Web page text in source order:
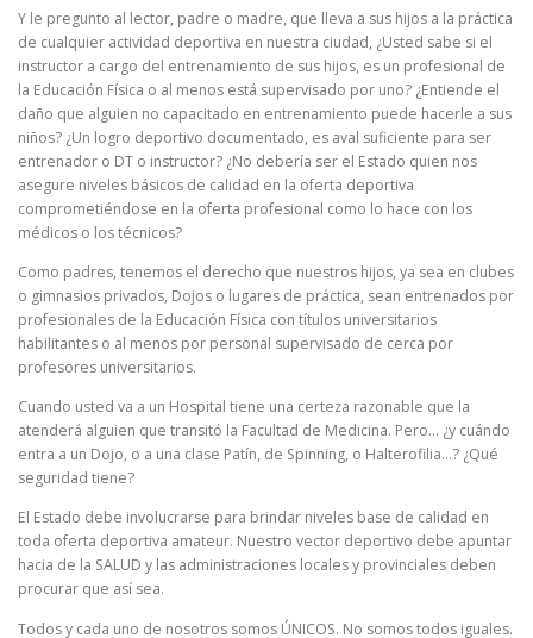
Y le pregunto al lector, padre o madre, que lleva a sus hijos a la práctica
de cualquier actividad deportiva en nuestra ciudad, ¿Usted sabe si el
instructor a cargo del entrenamiento de sus hijos, es un profesional de
la Educación Física o al menos está supervisado por uno? ¿Entiende el
daño que alguien no capacitado en entrenamiento puede hacerle a sus
niños? ¿Un logro deportivo documentado, es aval suficiente para ser
entrenador o DT o instructor? ¿No debería ser el Estado quien nos
asegure niveles básicos de calidad en la oferta deportiva
comprometiéndose en la oferta profesional como lo hace con los
médicos o los técnicos?
Como padres, tenemos el derecho que nuestros hijos, ya sea en clubes
o gimnasios privados, Dojos o lugares de práctica, sean entrenados por
profesionales de la Educación Física con títulos universitarios
habilitantes o al menos por personal supervisado de cerca por
profesores universitarios.
Cuando usted va a un Hospital tiene una certeza razonable que la
atenderá alguien que transitó la Facultad de Medicina. Pero… ¿y cuándo
entra a un Dojo, o a una clase Patín, de Spinning, o Halterofilia…? ¿Qué
seguridad tiene?
El Estado debe involucrarse para brindar niveles base de calidad en
toda oferta deportiva amateur. Nuestro vector deportivo debe apuntar
hacia de la SALUD y las administraciones locales y provinciales deben
procurar que así sea.
Todos y cada uno de nosotros somos ÚNICOS. No somos todos iguales.